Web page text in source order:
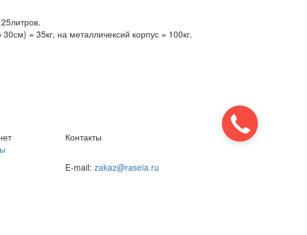
= 35кг, на металличексий корпус = 100кг.
Контакты
E-mail:zakaz@raseia.ru